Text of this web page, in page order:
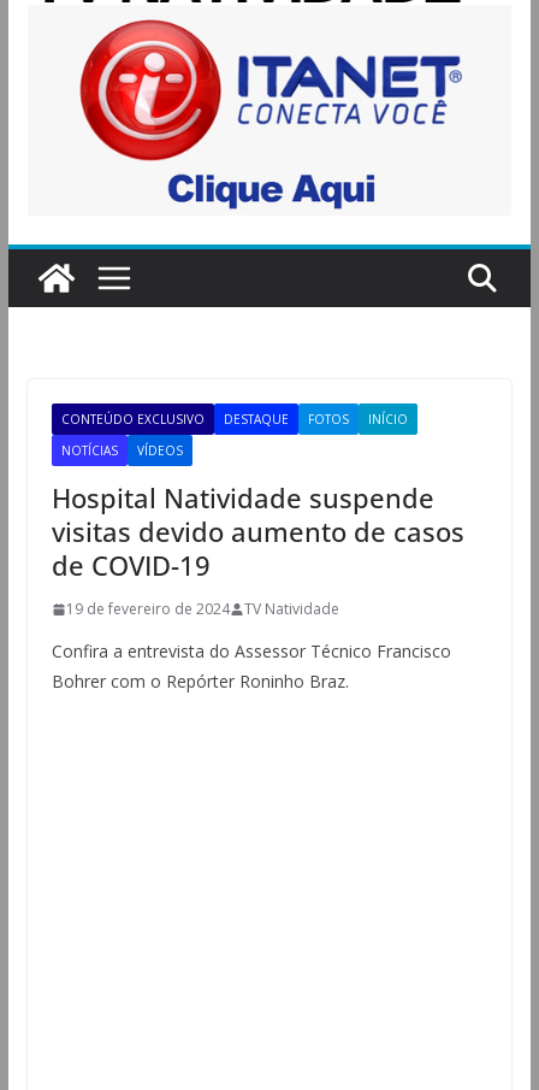
CONTEÚDO EXCLUSIVO DESTAQUE FOTOS
INÍCIO
NOTÍCIAS
VÍDEOS
Hospital Natividade suspende
visitas devido aumento de casos
de COVID-19
19 de fevereiro de 2024 TV Natividade
Confira a entrevista do Assessor Técnico Francisco
Bohrer com o Repórter Roninho Braz.